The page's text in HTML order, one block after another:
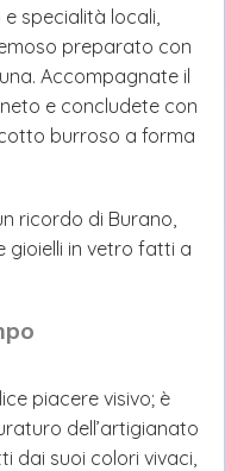
specialità locali,
preparato con
Accompagnate il
e concludete con
burroso a forma
ricordo di Burano,
gioielli in vetro fatti a
piacere visivo; è
dell’artigianato
dai suoi colori vivaci,